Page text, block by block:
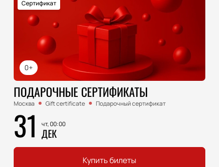
0+
Сертификат
ПОДАРОЧНЫЕ СЕРТИФИКАТЫ
Москва Gift certificate Подарочный сертификат
31 чт, 00:00
ДЕК
Купить билеты